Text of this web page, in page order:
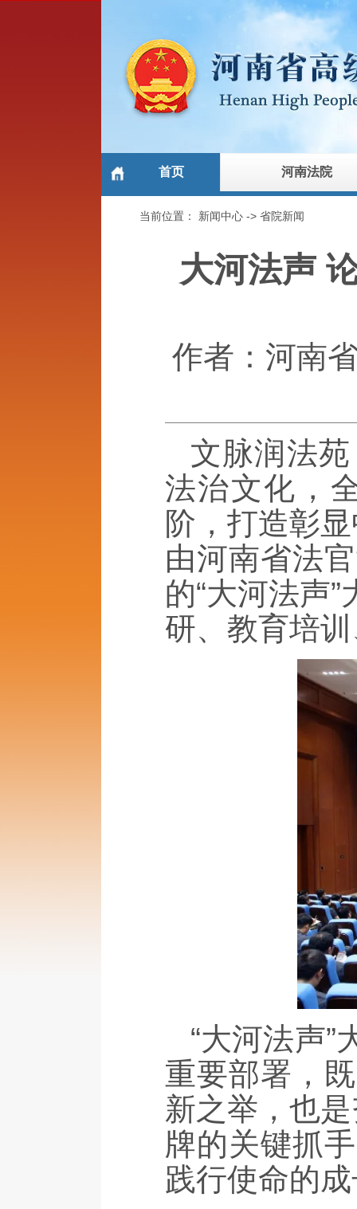
首页 河南法院
当前位置： 新闻中心 ->省院新闻
大河法声
作者：河南
文脉润法
法治文化，
阶，打造彰
由河南省法
的“大河法声
研、教育培
“大河法声
重要部署，
新之举，也
牌的关键抓
践行使命的